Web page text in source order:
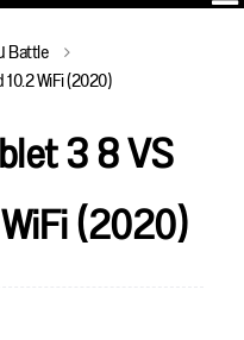
Battle
WiFi (2020)
3 8 VS
(2020)